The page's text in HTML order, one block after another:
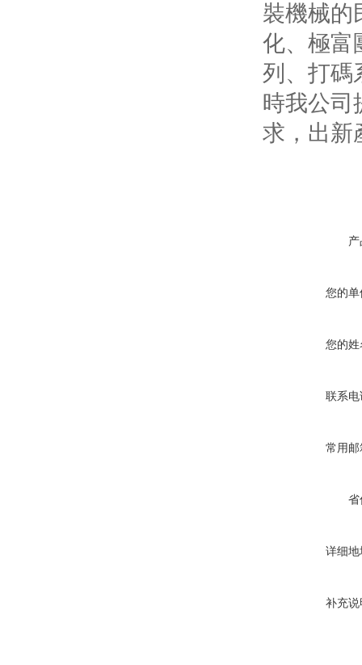
裝機械的
化、極富
列、打碼
時我公司
求，出新
您的单
您的姓
联系电
常用邮
省
详细地
补充说